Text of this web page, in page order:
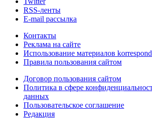
RSS-ленты
E-mail рассылка
Контакты
Реклама на сайте
Использование материалов
Правила пользования сайтом
Договор пользования сайтом
Политика в сфере
данных
Пользовательское соглашение
Редакция